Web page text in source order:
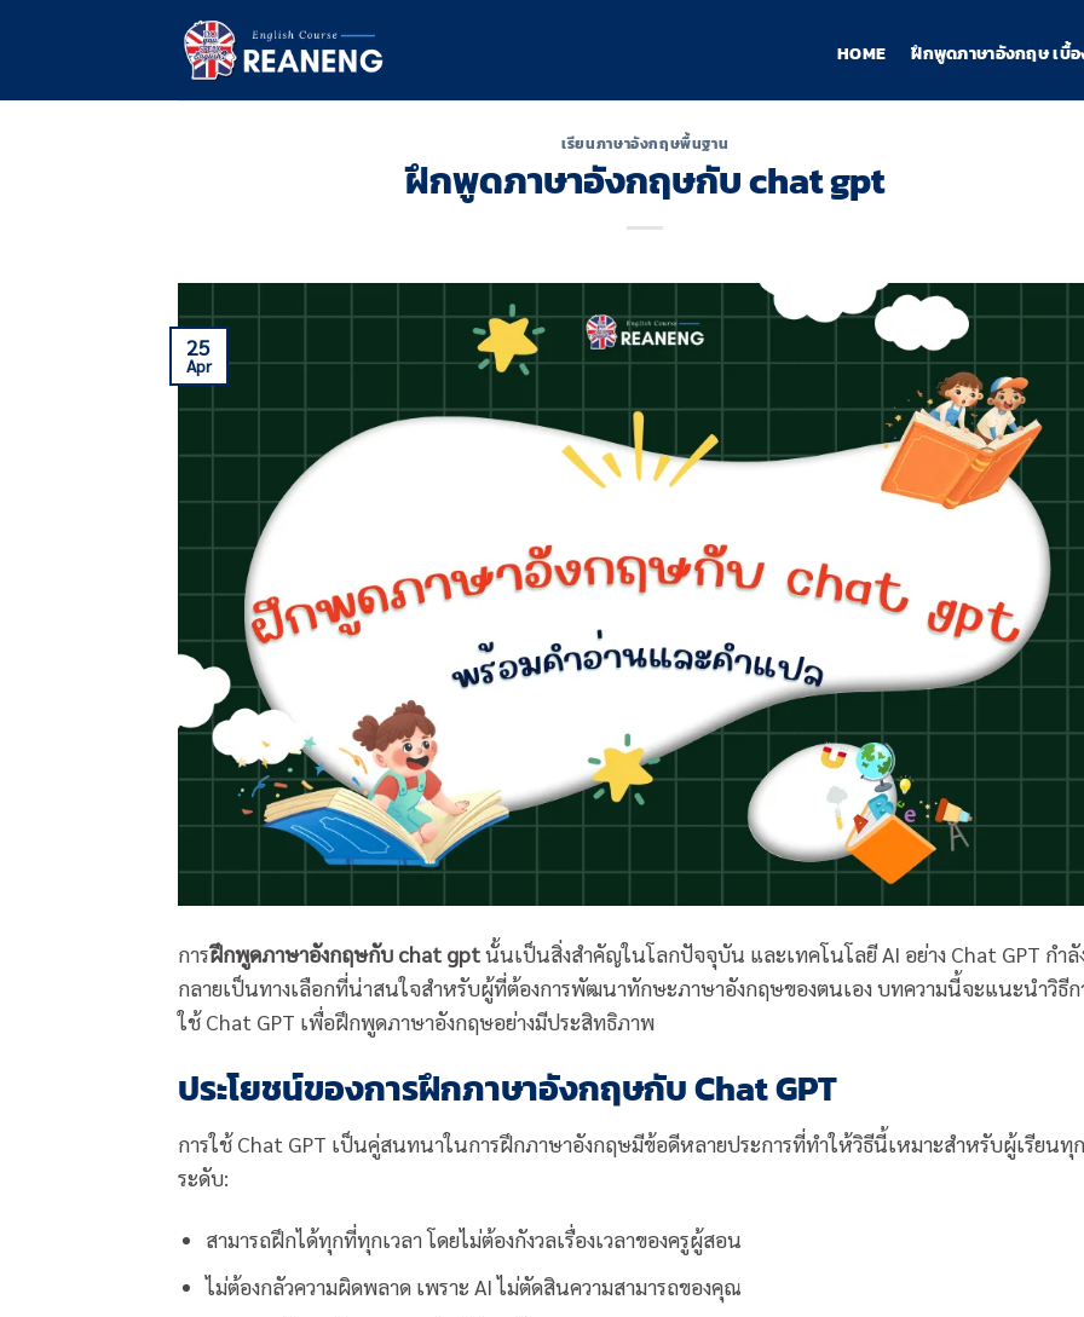
HOME ฝึกพูดภาษาอังกฤษ เบื้
เรียนภาษาอังกฤษพื้นฐาน
ฝึกพูดภาษาอังกฤษกับ chat gpt
25
Apr
การฝึกพูดภาษาอังกฤษกับ chat gptนั้นเป็นสิ่งสำคัญในโลกปัจจุบัน และเทคโนโลยี AI อย่าง Chat GPT กำลั
กลายเป็นทางเลือกที่น่าสนใจสำหรับผู้ที่ต้องการพัฒนาทักษะภาษาอังกฤษของตนเอง บทความนี้จะแนะนำวิธีก
ใช้ Chat GPT เพื่อฝึกพูดภาษาอังกฤษอย่างมีประสิทธิภาพ
ประโยชน์ของการฝึกภาษาอังกฤษกับ Chat GPT
การใช้ Chat GPT เป็นคู่สนทนาในการฝึกภาษาอังกฤษมีข้อดีหลายประการที่ทำให้วิธีนี้เหมาะสำหรับผู้เรียนทุก
ระดับ:
สามารถฝึกได้ทุกที่ทุกเวลา โดยไม่ต้องกังวลเรื่องเวลาของครูผู้สอน
ไม่ต้องกลัวความผิดพลาด เพราะ AI ไม่ตัดสินความสามารถของคุณ